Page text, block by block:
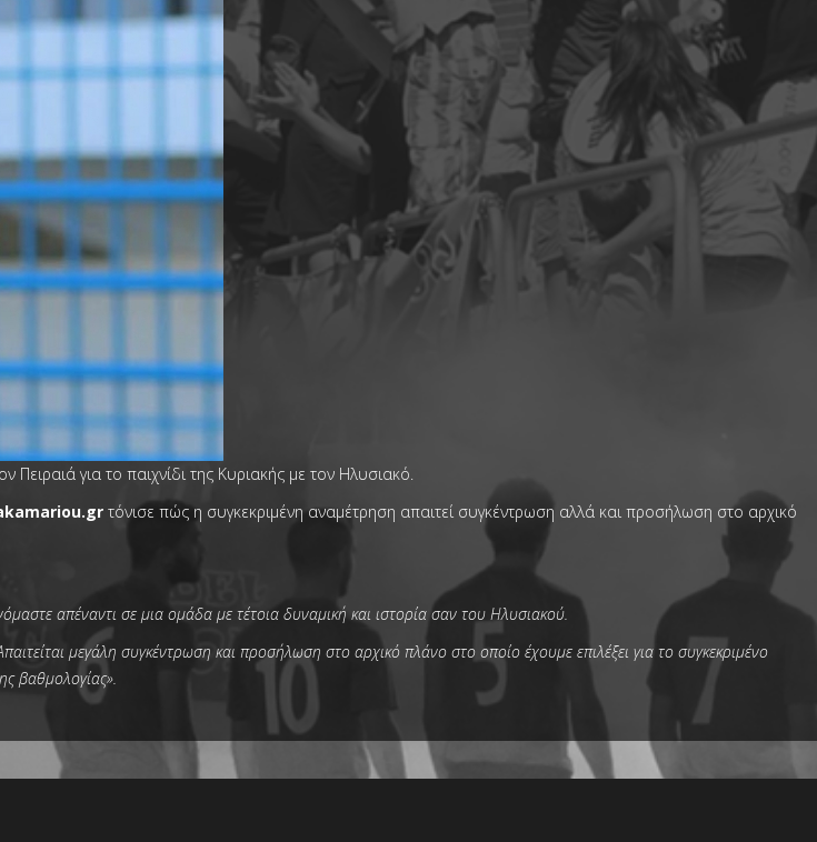
για το παιχνίδι της Κυριακής με τον Ηλυσιακό.
τόνισε πώς η συγκεκριμένη αναμέτρηση απαιτεί συγκέντρωση αλλά και προσήλωση στο αρχικό
απέναντι σε μια ομάδα με τέτοια δυναμική και ιστορία σαν του Ηλυσιακού.
μεγάλη συγκέντρωση και προσήλωση στο αρχικό πλάνο στο οποίο έχουμε επιλέξει για το συγκεκριμένο
βαθμολογίας».